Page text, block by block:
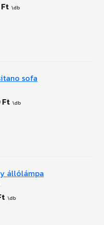
sofa
Ft
állólámpa